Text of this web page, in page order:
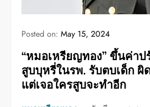
Posted on:May 15, 2024
“หมอเหรียญทอง” ขึ้นค่าป
สูบบุหรี่ในรพ. รับตบเด็ก ผิ
แต่เจอใครสูบจะทำอีก